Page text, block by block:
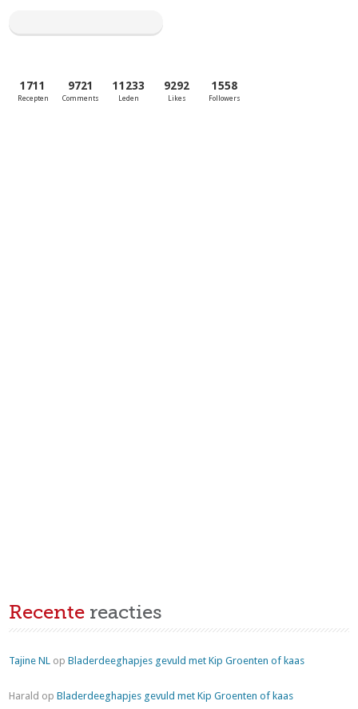
1711
Recepten
9721
Comments
11233
Leden
9292
Likes
1558
Followers
Recente reacties
Tajine NL opBladerdeeghapjes gevuld met Kip Groenten of kaas
Harald opBladerdeeghapjes gevuld met Kip Groenten of kaas